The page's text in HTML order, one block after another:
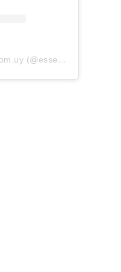
A post shared by essenz.com.uy (@essenz.com.uy)